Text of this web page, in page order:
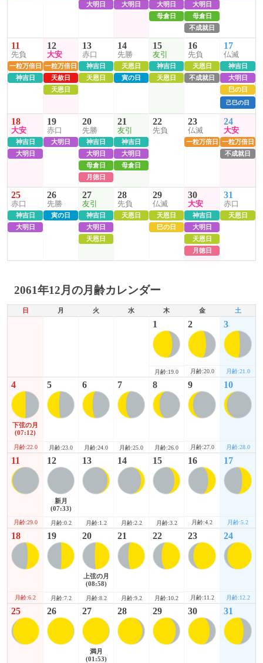
大明日
大明日
大明日
母倉日
大明日
母倉日
不成就日
11
先負
一粒万倍日
神吉日
12
大安
一粒万倍日
天赦日
天恩日
13
赤口
神吉日
天恩日
14
先勝
天恩日
寅の日
15
友引
神吉日
天恩日
16
先負
天恩日
不成就日
17
仏滅
神吉日
大明日
巳の日
己巳の日
18
大安
神吉日
大明日
19
赤口
大明日
20
先勝
神吉日
大明日
母倉日
月徳日
21
友引
神吉日
大明日
母倉日
22
先負
23
仏滅
一粒万倍日
24
大安
一粒万倍日
不成就日
25
赤口
神吉日
大明日
26
先勝
寅の日
27
友引
神吉日
大明日
天恩日
28
先負
天恩日
29
仏滅
天恩日
巳の日
30
大安
神吉日
大明日
天恩日
月徳日
31
赤口
天恩日
2061年12月の月齢カレンダー
日 月 火 水 木 金 土
1
月齢:19.0
2
月齢:20.0
3
月齢:21.0
4
下弦の月
(07:12)
月齢:22.0
5
月齢:23.0
6
月齢:24.0
7
月齢:25.0
8
月齢:26.0
9
月齢:27.0
10
月齢:28.0
11
月齢:29.0
12
新月
(07:33)
月齢:0.2
13
月齢:1.2
14
月齢:2.2
15
月齢:3.2
16
月齢:4.2
17
月齢:5.2
18
月齢:6.2
19
月齢:7.2
20
上弦の月
(08:58)
月齢:8.2
21
月齢:9.2
22
月齢:10.2
23
月齢:11.2
24
月齢:12.2
25 26 27
満月
(01:53)
28 29 30 31